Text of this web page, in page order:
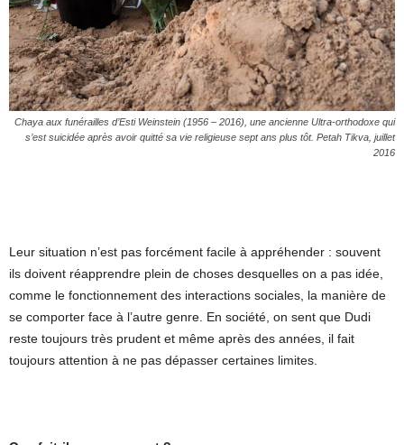
Chaya aux funérailles d’Esti Weinstein (1956 – 2016), une ancienne Ultra-orthodoxe qui
s’est suicidée après avoir quitté sa vie religieuse sept ans plus tôt. Petah Tikva, juillet
2016
Leur situation n’est pas forcément facile à appréhender : souvent
ils doivent réapprendre plein de choses desquelles on a pas idée,
comme le fonctionnement des interactions sociales, la manière de
se comporter face à l’autre genre. En société, on sent que Dudi
reste toujours très prudent et même après des années, il fait
toujours attention à ne pas dépasser certaines limites.